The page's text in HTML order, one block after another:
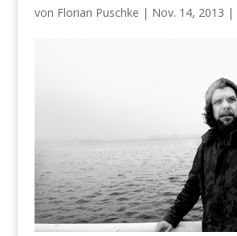
von Florian Puschke | Nov. 14, 2013 |